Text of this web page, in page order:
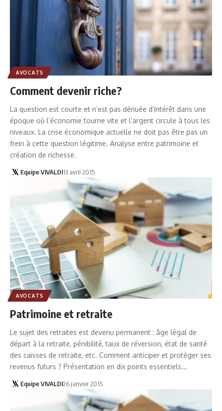
AVOCATS
Comment devenir riche?
La question est courte et n’est pas dénuée d’intérêt dans une
époque où l’économie tourne vite et l’argent circule à tous les
niveaux. La crise économique actuelle ne doit pas être pas un
frein à cette question légitime. Analyse entre patrimoine et
création de richesse.
Equipe VIVALDI13 avril 2015
AVOCATS
Patrimoine et retraite
Le sujet des retraites est devenu permanent : âge légal de
départ à la retraite, pénibilité, taux de réversion, état de santé
des caisses de retraite, etc. Comment anticiper et protéger ses
revenus futurs ? Présentation en dix points essentiels...
Equipe VIVALDI26 janvier 2015